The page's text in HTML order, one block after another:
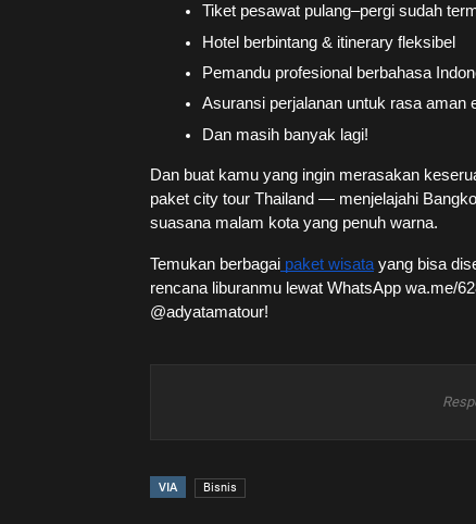
Tiket pesawat pulang–pergi sudah
Hotel berbintang & itinerary fleksibel
Pemandu profesional berbahasa
Asuransi perjalanan untuk rasa aman
Dan masih banyak lagi!
Dan buat kamu yang ingin merasakan
paket city tour Thailand — menjelajahi
suasana malam kota yang penuh warna.
Temukan berbagai paket wisata yang bisa
rencana liburanmu lewat WhatsApp wa.me/
@adyatamatour!
VIA Bisnis